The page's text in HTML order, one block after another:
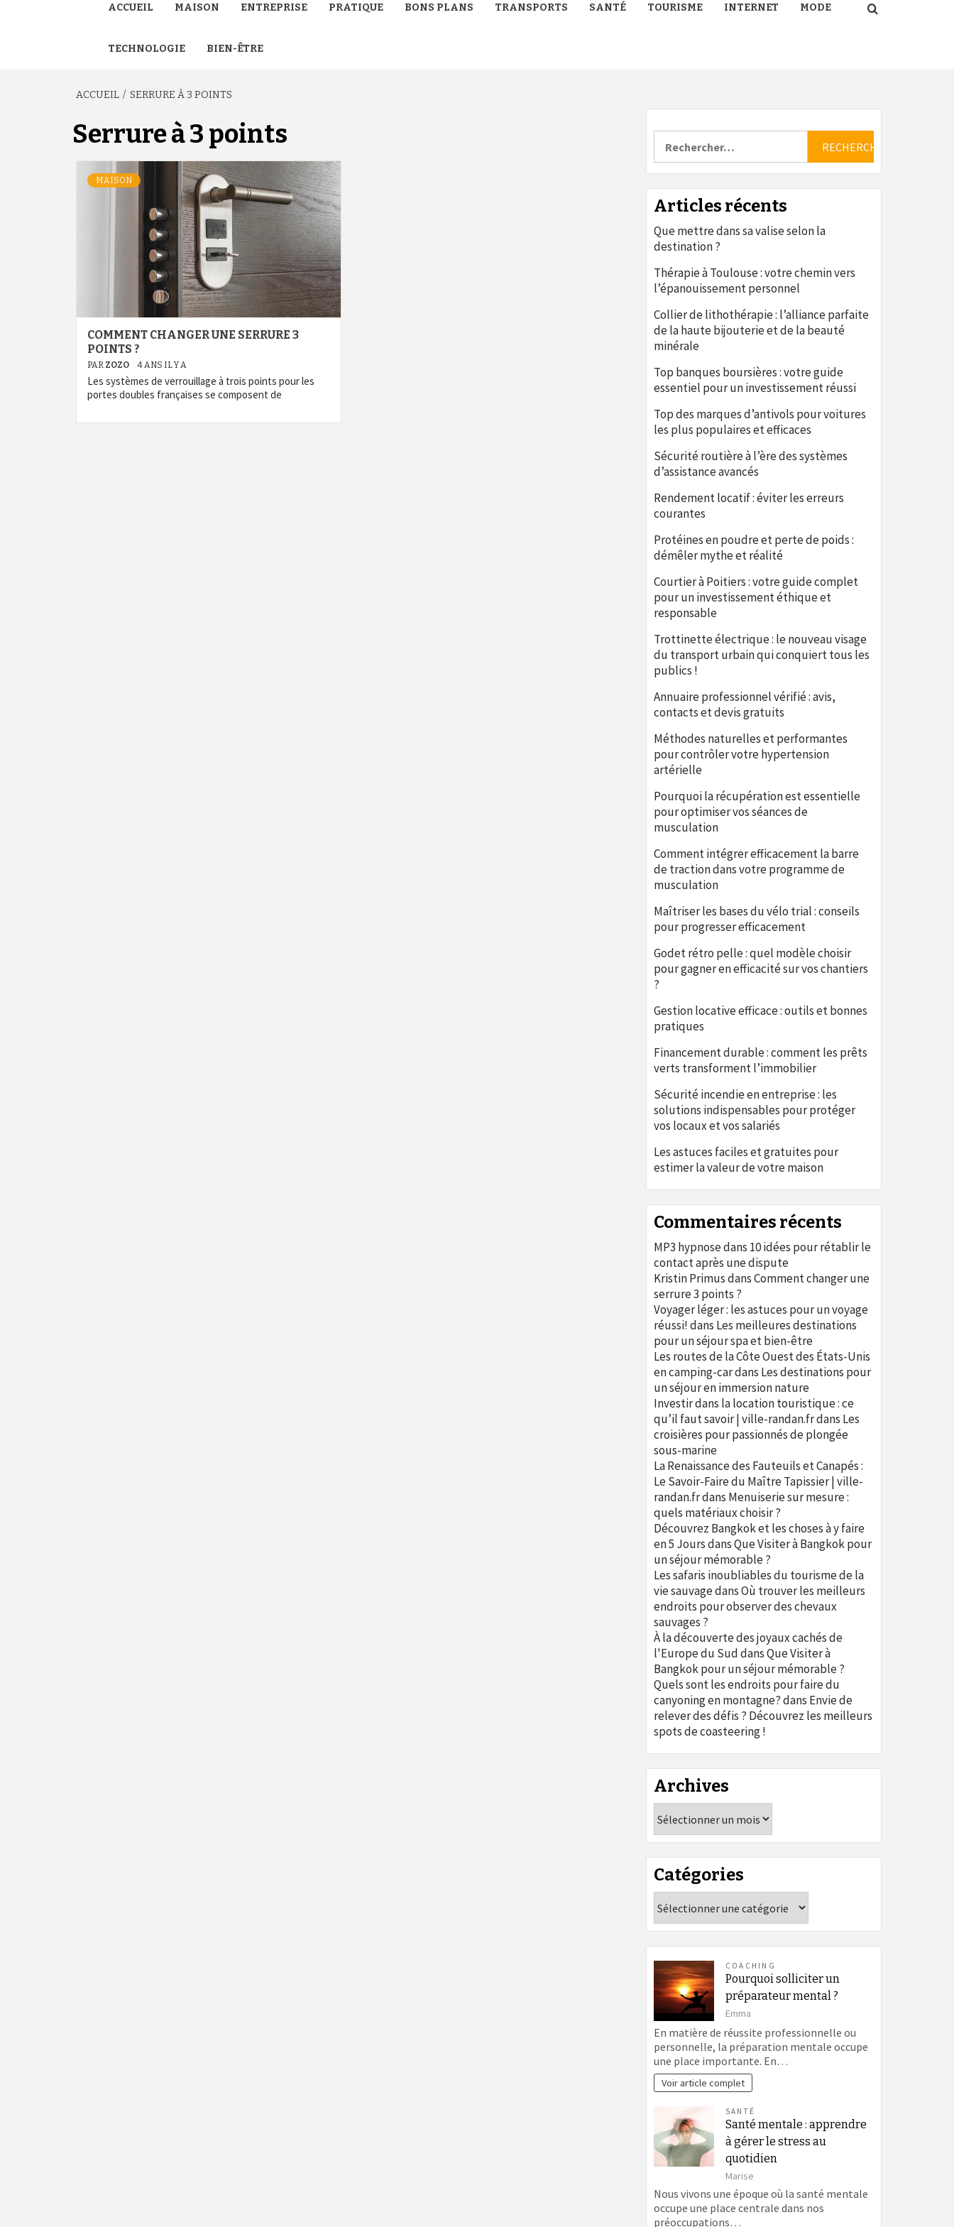
ACCUEIL MAISON ENTREPRISE PRATIQUE BONS PLANS TRANSPORTS SANTÉ TOURISME INTERNET MODE
TECHNOLOGIE BIEN-ÊTRE
ACCUEIL SERRURE À 3 POINTS
Serrure à 3 points
MAISON
COMMENT CHANGER UNE SERRURE 3
POINTS ?
PAR ZOZO 4 ANS IL Y A
Les systèmes de verrouillage à trois points pour les
portes doubles françaises se composent de
Articles récents
Que mettre dans sa valise selon la
destination ?
Thérapie à Toulouse : votre chemin vers
l’épanouissement personnel
Collier de lithothérapie : l’alliance parfaite
de la haute bijouterie et de la beauté
minérale
Top banques boursières : votre guide
essentiel pour un investissement réussi
Top des marques d’antivols pour voitures
les plus populaires et efficaces
Sécurité routière à l’ère des systèmes
d’assistance avancés
Rendement locatif : éviter les erreurs
courantes
Protéines en poudre et perte de poids :
démêler mythe et réalité
Courtier à Poitiers : votre guide complet
pour un investissement éthique et
responsable
Trottinette électrique : le nouveau visage
du transport urbain qui conquiert tous les
publics !
Annuaire professionnel vérifié : avis,
contacts et devis gratuits
Méthodes naturelles et performantes
pour contrôler votre hypertension
artérielle
Pourquoi la récupération est essentielle
pour optimiser vos séances de
musculation
Comment intégrer efficacement la barre
de traction dans votre programme de
musculation
Maîtriser les bases du vélo trial : conseils
pour progresser efficacement
Godet rétro pelle : quel modèle choisir
pour gagner en efficacité sur vos chantiers
?
Gestion locative efficace : outils et bonnes
pratiques
Financement durable : comment les prêts
verts transforment l’immobilier
Sécurité incendie en entreprise : les
solutions indispensables pour protéger
vos locaux et vos salariés
Les astuces faciles et gratuites pour
estimer la valeur de votre maison
Commentaires récents
MP3 hypnosedans 10 idées pour rétablir le
contact après une dispute
Kristin PrimusdansComment changer une
serrure 3 points ?
Voyager léger : les astuces pour un voyage
réussi!dans Les meilleures destinations
pour un séjour spa et bien-être
Les routes de la Côte Ouest des États-Unis
en camping-cardans Les destinations pour
un séjour en immersion nature
Investir dans la location touristique : ce
qu’il faut savoir | ville-randan.frdans Les
croisières pour passionnés de plongée
sous-marine
La Renaissance des Fauteuils et Canapés :
Le Savoir-Faire du Maître Tapissier | ville-
randan.frdans Menuiserie sur mesure :
quels matériaux choisir ?
Découvrez Bangkok et les choses à y faire
en 5 JoursdansQue Visiter à Bangkok pour
un séjour mémorable ?
Les safaris inoubliables du tourisme de la
vie sauvagedansOù trouver les meilleurs
endroits pour observer des chevaux
sauvages ?
À la découverte des joyaux cachés de
l'Europe du SuddansQue Visiter à
Bangkok pour un séjour mémorable ?
Quels sont les endroits pour faire du
canyoning en montagne?dans Envie de
relever des défis ? Découvrez les meilleurs
spots de coasteering !
Archives
Catégories
COACHING
Pourquoi solliciter un
préparateur mental ?
Emma
En matière de réussite professionnelle ou
personnelle, la préparation mentale occupe
une place importante. En…
Voir article complet
SANTÉ
Santé mentale : apprendre
à gérer le stress au
quotidien
Marise
Nous vivons une époque où la santé mentale
occupe une place centrale dans nos
préoccupations…